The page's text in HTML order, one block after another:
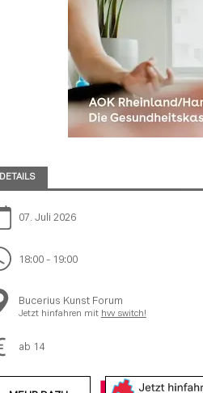
DETAILS
07. Juli 2026
18:00 - 19:00
Bucerius Kunst Forum
Jetzt hinfahren mit hvv switch!
ab 14